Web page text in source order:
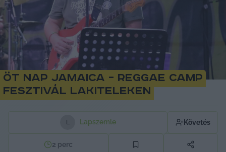
Öt nap Jamaica – Reggae Camp
Fesztivál Lakiteleken
L Lapszemle Követés
2 perc